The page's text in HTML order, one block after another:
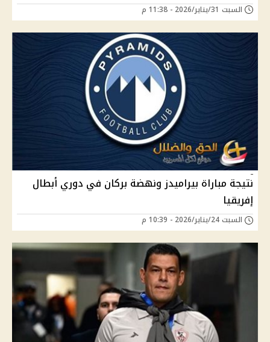
السبت 31/يناير/2026 - 11:38 م
نتيجة مباراة بيراميدز ونهضة بركان في دوري أبطال
إفريقيا
السبت 24/يناير/2026 - 10:39 م